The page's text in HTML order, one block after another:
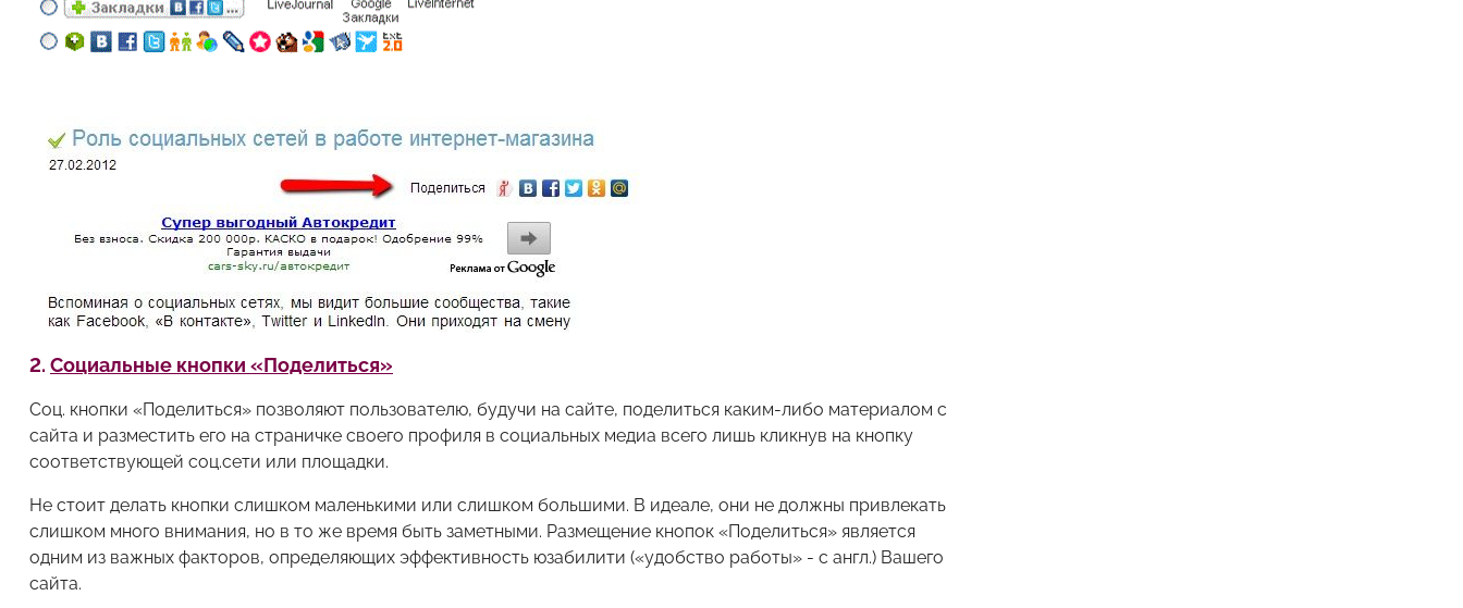
2. Социальные кнопки «Поделиться»
Соц. кнопки «Поделиться» позволяют пользователю, будучи на сайте, поделиться каким-либо материалом с
сайта и разместить его на страничке своего профиля в социальных медиа всего лишь кликнув на кнопку
соответствующей соц.сети или площадки.
Не стоит делать кнопки слишком маленькими или слишком большими. В идеале, они не должны привлекать
слишком много внимания, но в то же время быть заметными. Размещение кнопок «Поделиться» является
одним из важных факторов, определяющих эффективность юзабилити («удобство работы» - с англ.) Вашего
сайта.